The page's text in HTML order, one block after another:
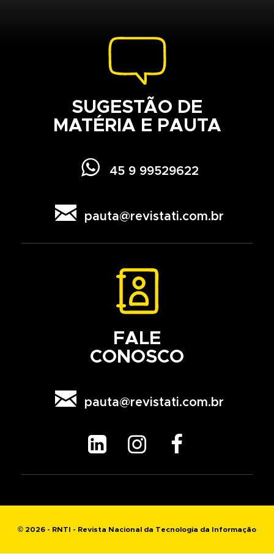
SUGESTÃO DE
MATÉRIA E PAUTA
 45 9 99529622
 pauta@revistati.com.br
FALE
CONOSCO
 pauta@revistati.com.br
  
© 2026 - RNTI - Revista Nacional da Tecnologia da Informação